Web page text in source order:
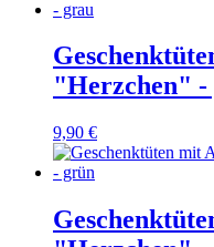
"Herzchen" -
9,90 €